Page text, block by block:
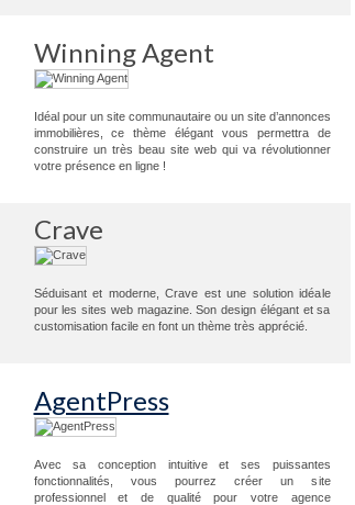
Winning Agent
Idéal pour un site communautaire ou un site d’annonces
immobilières, ce thème élégant vous permettra de
construire un très beau site web qui va révolutionner
votre présence en ligne !
Crave
Séduisant et moderne, Crave est une solution idéale
pour les sites web magazine. Son design élégant et sa
customisation facile en font un thème très apprécié.
AgentPress
Avec sa conception intuitive et ses puissantes
fonctionnalités, vous pourrez créer un site
professionnel et de qualité pour votre agence